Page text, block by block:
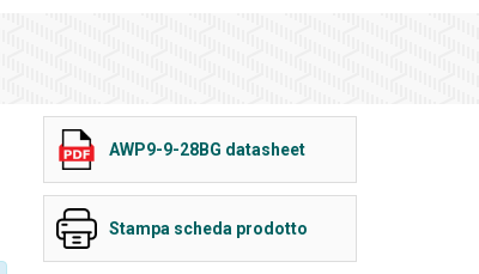
AWP9-9-28BG datasheet
Stampa scheda prodotto